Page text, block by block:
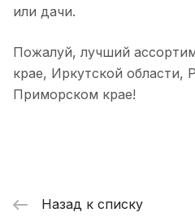
или дачи.
Пожалуй, лучший
крае, Иркутской области,
Приморском крае!
Назад к списку